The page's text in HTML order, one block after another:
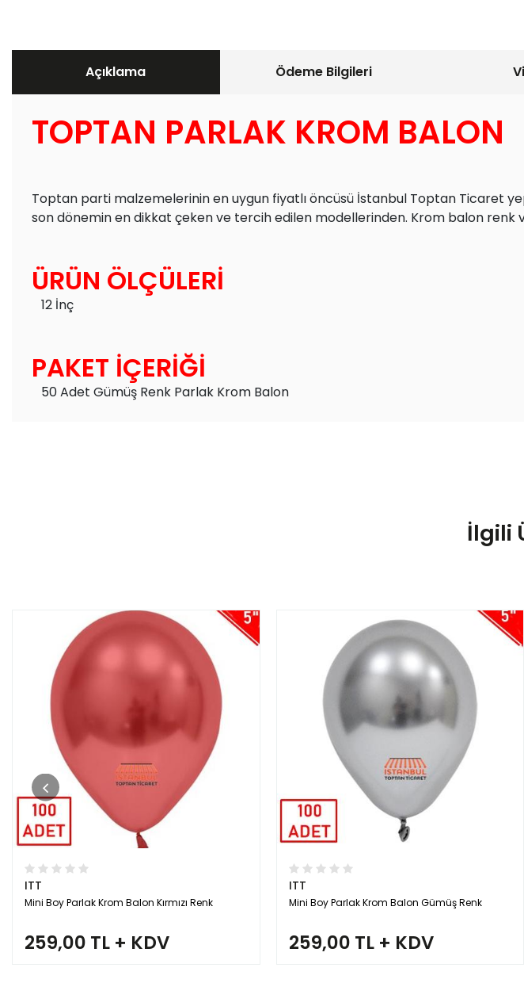
Açıklama Ödeme Bilgileri
TOPTAN PARLAK KROM BALON
Toptan parti malzemelerinin en uygun fiyatlı öncüsü İstanbul Toptan Ticaret
son dönemin en dikkat çeken ve tercih edilen modellerinden. Krom balon renk
ÜRÜN ÖLÇÜLERİ
12 İnç
PAKET İÇERİĞİ
50 Adet Gümüş Renk Parlak Krom Balon
İlgili
ITT
Mini Boy Parlak Krom Balon Kırmızı Renk
259,00 TL + KDV
ITT
Mini Boy Parlak Krom Balon Gümüş Renk
259,00 TL + KDV